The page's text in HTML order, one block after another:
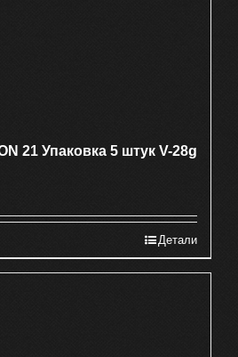
21 Упаковка 5 штук V-28g
Детали